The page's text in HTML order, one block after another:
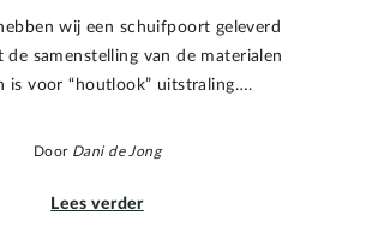
wij een schuifpoort geleverd
de samenstelling van de materialen
is voor “houtlook” uitstraling….
Door Dani de Jong
Lees verder